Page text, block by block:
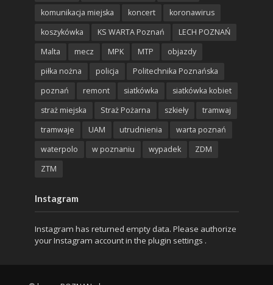
komunikacja miejska
koncert
koronawirus
koszykówka
KS WARTA Poznań
LECH POZNAŃ
Malta
mecz MPK MTP
objazdy
piłka nożna
policja
Politechnika Poznańska
poznań
remont siatkówka
siatkówka kobiet
straż miejska
Straż Pożarna szkieły
tramwaj
tramwaje
UAM utrudnienia
warta poznań
waterpolo
w poznaniu wypadek
ZDM
ZTM
Instagram
Instagram has returned empty data. Please authorize
your Instagram account in the plugin settings .